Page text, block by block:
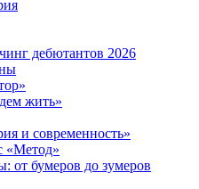
дебютантов 2026
жить»
и современность»
«Метод»
от бумеров до зумеров